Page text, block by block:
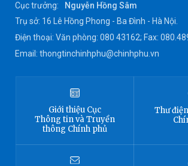
Cục trưởng:
Nguyễn Hồng Sâm
Trụ sở: 16 Lê Hồng Phong - Ba Đình - Hà Nội.
Điện thoại: Văn phòng: 080 43162; Fax:
Email: thongtinchinhphu@chinhphu.vn
Giới thiệu Cục
Thông tinvà Truyền
thông Chính phủ
Thư